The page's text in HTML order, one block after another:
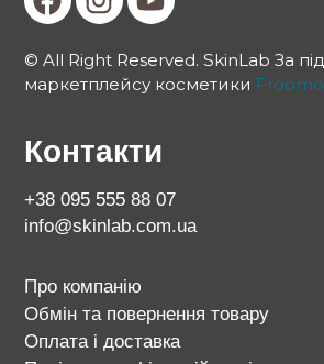
© All Right Reserved. SkinLab За
маркетплейсу косметики Froomo
Контакти
+38 095 555 88 07
info@skinlab.com.ua
Про компанію
Обмін та повернення товару
Оплата і доставка